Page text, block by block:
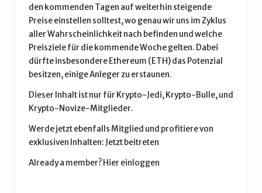
den kommenden Tagen auf weiterhin steigende
Preise einstellen solltest, wo genau wir uns im Zyklus
aller Wahrscheinlichkeit nach befinden und welche
Preisziele für die kommende Woche gelten. Dabei
dürfte insbesondere Ethereum (ETH) das Potenzial
besitzen, einige Anleger zu erstaunen.
Dieser Inhalt ist nur für Krypto-Jedi, Krypto-Bulle, und
Krypto-Novize-Mitglieder.
Werde jetzt ebenfalls Mitglied und profitiere von
exklusiven Inhalten: Jetzt beitreten
Already a member? Hier einloggen